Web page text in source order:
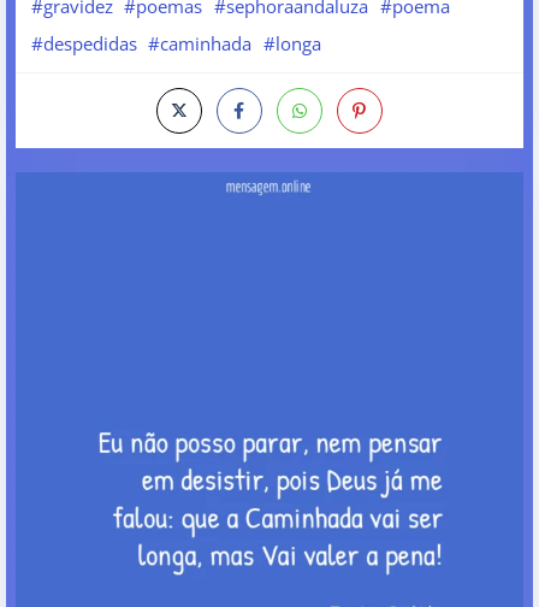
#gravidez #poemas #sephoraandaluza #poema
#despedidas #caminhada #longa